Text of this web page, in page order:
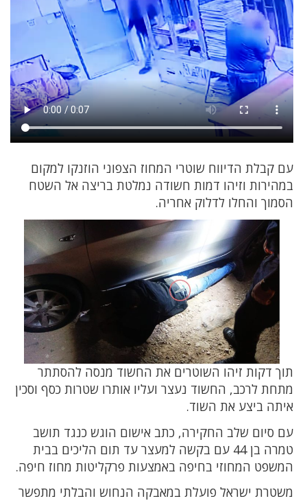
עם קבלת הדיווח שוטרי המחוז הצפוני הוזנקו למקום
במהירות וזיהו דמות חשודה נמלטת בריצה אל השטח
הסמוך והחלו לדלוק אחריה.
תוך דקות זיהו השוטרים את החשוד מנסה להסתתר
מתחת לרכב, החשוד נעצר ועליו אותרו שטרות כסף וסכין
איתה ביצע את השוד.
עם סיום שלב החקירה, כתב אישום הוגש כנגד תושב
טמרה בן 44 עם בקשה למעצר עד תום הליכים בבית
המשפט המחוזי בחיפה באמצעות פרקליטות מחוז חיפה.
משטרת ישראל פועלת במאבקה הנחוש והבלתי מתפשר